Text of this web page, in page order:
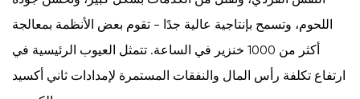
7.3
خطوط
ذبح
الخنازير
الأوتوماتيكية
اللحوم، وتسمح بإنتاجية عالية جدًا - تقوم بعض الأنظمة بمعالجة
أكثر من 1000 خنزير في الساعة. تتمثل العيوب الرئيسية في
ارتفاع تكلفة رأس المال والنفقات المستمرة لإمدادات ثاني أكسيد